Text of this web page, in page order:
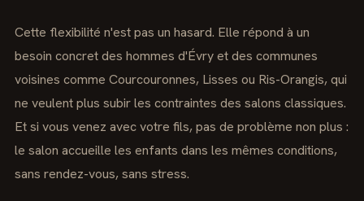
Cette flexibilité n'est pas un hasard. Elle répond à un
besoin concret des hommes d'Évry et des communes
voisines comme Courcouronnes, Lisses ou Ris-Orangis, qui
ne veulent plus subir les contraintes des salons classiques.
Et si vous venez avec votre fils, pas de problème non plus :
le salon accueille les enfants dans les mêmes conditions,
sans rendez-vous, sans stress.